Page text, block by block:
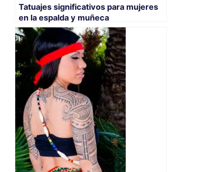
Tatuajes significativos para mujeres
en la espalda y muñeca